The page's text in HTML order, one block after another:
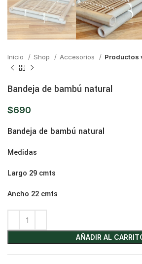
Inicio Shop Accesorios Productos
Bandeja de bambú natural
$690
Bandeja de bambú natural
Medidas
Largo 29 cmts
Ancho 22 cmts
AÑADIR AL